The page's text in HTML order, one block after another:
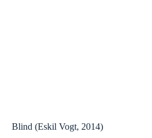
Blind (Eskil Vogt, 2014)